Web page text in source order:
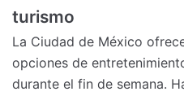
turismo
La Ciudad de México
opciones de
durante el fin de semana.